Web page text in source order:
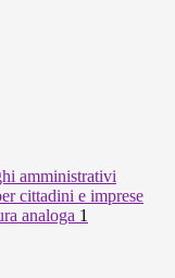
amministrativi
cittadini e imprese
analoga 1